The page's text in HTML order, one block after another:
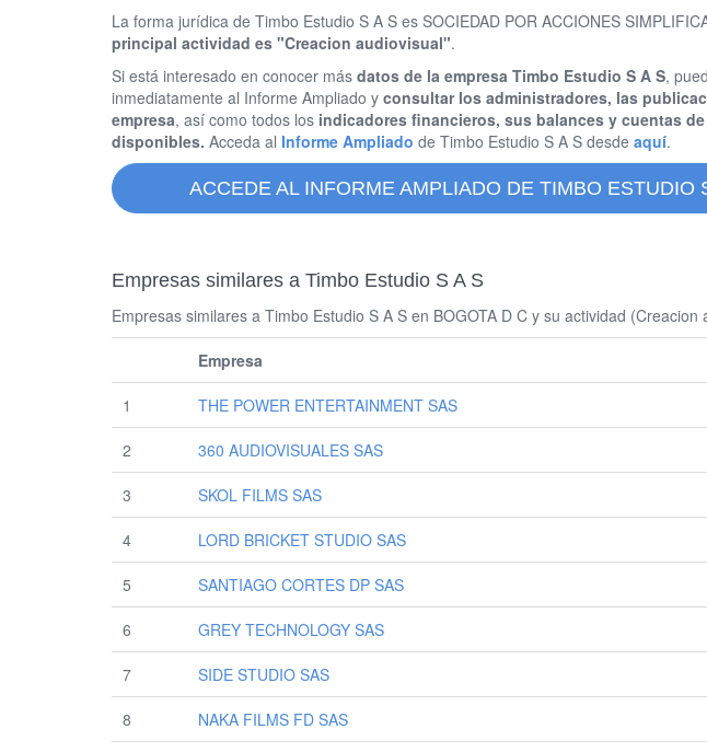
La forma jurídica de Timbo Estudio S A S es SOCIEDAD POR ACCIONES
principal actividad es "Creacion audiovisual".
Si está interesado en conocer más datos de la empresa Timbo Estudio S A S,
inmediatamente al Informe Ampliado y consultar los administradores, las
empresa, así como todos los indicadores financieros, sus balances y cuentas
disponibles. Acceda al Informe Ampliado de Timbo Estudio S A S desde aquí.
ACCEDE AL INFORME AMPLIADO DE TIMBO ESTUDIO
Empresas similares a Timbo Estudio S A S
Empresas similares a Timbo Estudio S A S en BOGOTA D C y su actividad (Creacion
Empresa
1 THE POWER ENTERTAINMENT SAS
2 360 AUDIOVISUALES SAS
3 SKOL FILMS SAS
4 LORD BRICKET STUDIO SAS
5 SANTIAGO CORTES DP SAS
6 GREY TECHNOLOGY SAS
7 SIDE STUDIO SAS
8 NAKA FILMS FD SAS